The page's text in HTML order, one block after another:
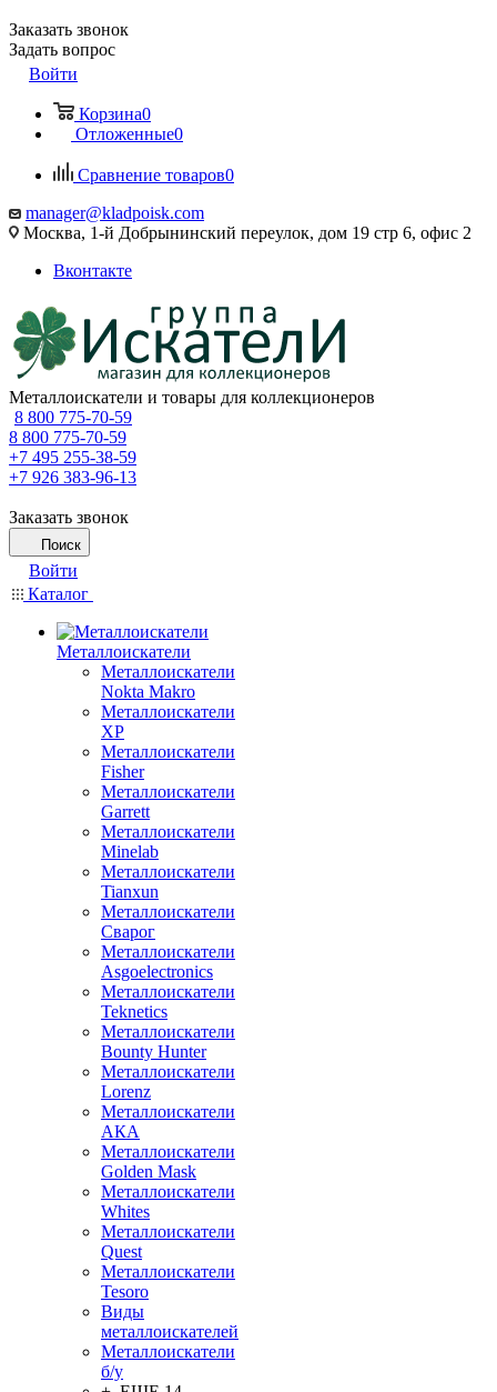
Заказать звонок
Задать вопрос
Войти
Корзина0
Отложенные0
Сравнение товаров0
manager@kladpoisk.com
Москва, 1-й Добрынинский переулок, дом 19 стр 6, офис 2
Вконтакте
Металлоискатели и товары для коллекционеров
8 800 775-70-59
8 800 775-70-59
+7 495 255-38-59
+7 926 383-96-13
Заказать звонок
Поиск
Войти
Каталог
Металлоискатели
Металлоискатели
Nokta Makro
Металлоискатели
XP
Металлоискатели
Fisher
Металлоискатели
Garrett
Металлоискатели
Minelab
Металлоискатели
Tianxun
Металлоискатели
Сварог
Металлоискатели
Asgoelectronics
Металлоискатели
Teknetics
Металлоискатели
Bounty Hunter
Металлоискатели
Lorenz
Металлоискатели
АКА
Металлоискатели
Golden Mask
Металлоискатели
Whites
Металлоискатели
Quest
Металлоискатели
Tesoro
Виды
металлоискателей
Металлоискатели
б/у